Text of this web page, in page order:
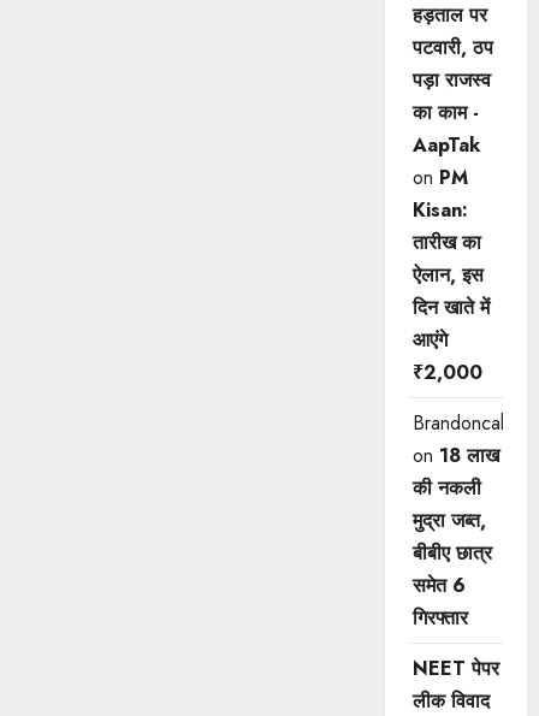
हड़ताल पर
पटवारी, ठप
पड़ा राजस्व
का काम -
AapTak
on PM
Kisan:
तारीख का
ऐलान, इस
दिन खाते में
आएंगे
₹2,000
Brandoncah
on 18 लाख
की नकली
मुद्रा जब्त,
बीबीए छात्र
समेत 6
गिरफ्तार
NEET पेपर
लीक विवाद